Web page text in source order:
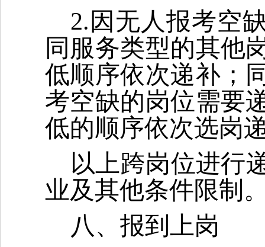
2.因无人报考空
同服务类型的其他
低顺序依次递补；
考空缺的岗位需要
低的顺序依次选岗
以上跨岗位进行
业及其他条件限制
八、报到上岗